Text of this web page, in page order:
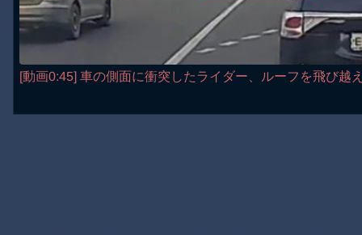
[動画0:45] 車の側面に衝突したライダー、ルーフを飛び越